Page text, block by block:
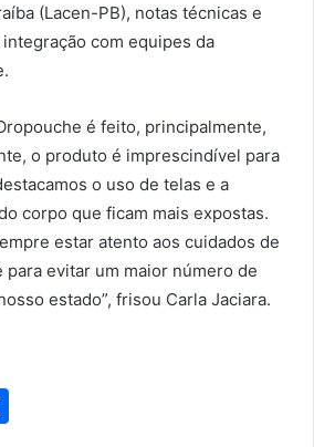
(Lacen-PB), notas técnicas e
com equipes da
é feito, principalmente,
o produto é imprescindível para
o uso de telas e a
corpo que ficam mais expostas.
estar atento aos cuidados de
evitar um maior número de
estado”, frisou Carla Jaciara.